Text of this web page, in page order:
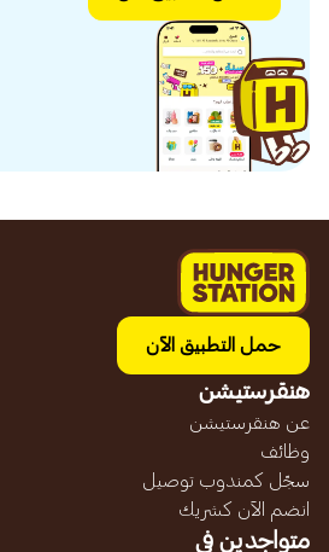
حمل التطبيق الآن
هنقرستيشن
عن هنقرستيشن
وظائف
سجّل كمندوب توصيل
انضم الآن كشريك
متواجدين في